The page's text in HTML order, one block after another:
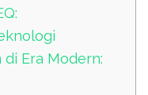
di Era Modern: